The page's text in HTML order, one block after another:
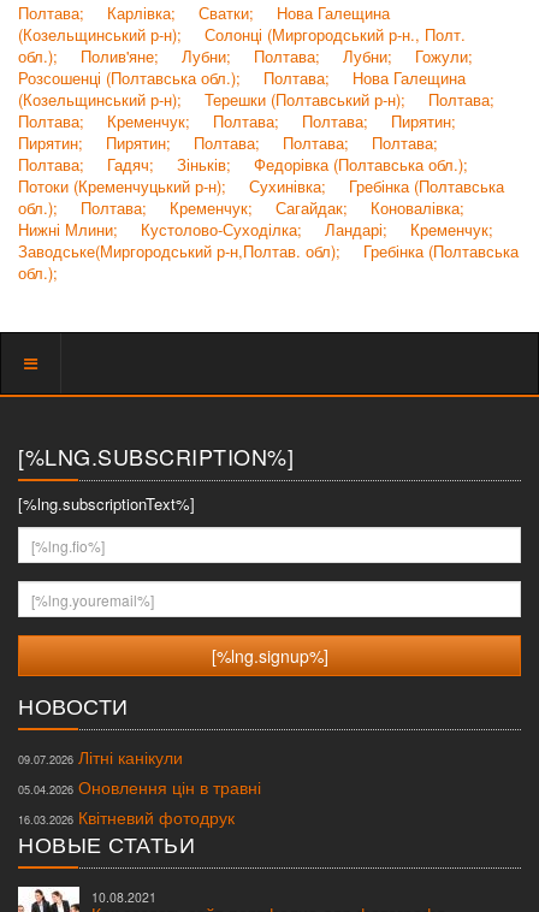
Полтава; Карлівка; Сватки;
Нова Галещина
(Козельщинський р-н);
Солонці (Миргородський р-н., Полт.
обл.);
Полив'яне; Лубни; Полтава; Лубни;
Гожули;
Розсошенці (Полтавська обл.);
Полтава;
Нова Галещина
(Козельщинський р-н);
Терешки (Полтавський р-н);
Полтава;
Полтава;
Кременчук; Полтава; Полтава;
Пирятин;
Пирятин;
Пирятин; Полтава; Полтава;
Полтава;
Полтава;
Гадяч; Зіньків;
Федорівка (Полтавська обл.);
Потоки (Кременчуцький р-н);
Сухинівка;
Гребінка (Полтавська
обл.);
Полтава; Кременчук; Сагайдак;
Коновалівка;
Нижні Млини;
Кустолово-Суходілка; Ландарі;
Кременчук;
Заводське(Миргородський р-н,Полтав. обл);
Гребінка (Полтавська
обл.);
Показать
[%LNG.SUBSCRIPTION%]
[%lng.subscriptionText%]
[%lng.fio%]
[%lng.youremail%]
НОВОСТИ
09.07.2026 Літні канікули
05.04.2026 Оновлення цін в травні
16.03.2026 Квітневий фотодрук
НОВЫЕ СТАТЬИ
10.08.2021